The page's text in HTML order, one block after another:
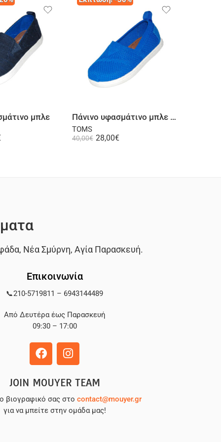
μπλε Πάνινο υφασμάτινο μπλε κοβάλτιο
TOMS
40,00€ 28,00€
, Νέα Σμύρνη, Αγία Παρασκευή.
Επικοινωνία
📞210-5719811 – 6943144489
Από Δευτέρα έως Παρασκευή
09:30 – 17:00
JOIN MOUYER TEAM
βιογραφικό σας στο contact@mouyer.gr
για να μπείτε στην ομάδα μας!